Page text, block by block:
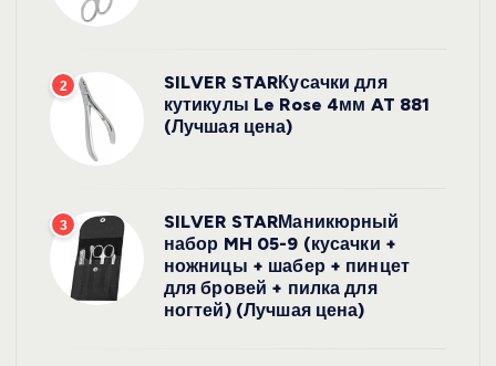
2
SILVER STARКусачки для
кутикулы Le Rose 4мм AT 881
(Лучшая цена)
3
SILVER STARМаникюрный
набор MH 05-9 (кусачки +
ножницы + шабер + пинцет
для бровей + пилка для
ногтей) (Лучшая цена)